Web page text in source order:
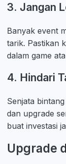
3. Jangan
Banyak event
tarik. Pastikan
dalam game
4. Hindari
Senjata
dan upgrade
buat investasi
Upgrade